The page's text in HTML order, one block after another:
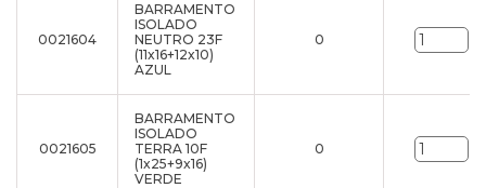
0021604
BARRAMENTO
ISOLADO
NEUTRO 23F
(11x16+12x10)
AZUL
0
0021605
BARRAMENTO
ISOLADO
TERRA 10F
(1x25+9x16)
VERDE
0